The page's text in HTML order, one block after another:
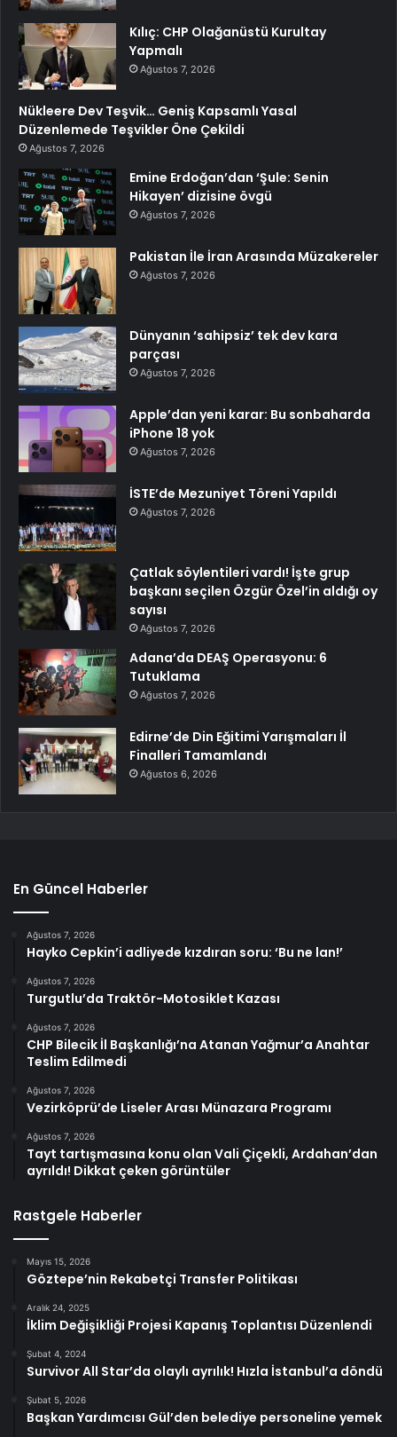
Kılıç: CHP Olağanüstü Kurultay
Yapmalı
Ağustos 7, 2026
Nükleere Dev Teşvik… Geniş Kapsamlı Yasal
Düzenlemede Teşvikler Öne Çekildi
Ağustos 7, 2026
Emine Erdoğan’dan ‘Şule: Senin
Hikayen’ dizisine övgü
Ağustos 7, 2026
Pakistan İle İran Arasında Müzakereler
Ağustos 7, 2026
Dünyanın ‘sahipsiz’ tek dev kara
parçası
Ağustos 7, 2026
Apple’dan yeni karar: Bu sonbaharda
iPhone 18 yok
Ağustos 7, 2026
İSTE’de Mezuniyet Töreni Yapıldı
Ağustos 7, 2026
Çatlak söylentileri vardı! İşte grup
başkanı seçilen Özgür Özel’in aldığı oy
sayısı
Ağustos 7, 2026
Adana’da DEAŞ Operasyonu: 6
Tutuklama
Ağustos 7, 2026
Edirne’de Din Eğitimi Yarışmaları İl
Finalleri Tamamlandı
Ağustos 6, 2026
En Güncel Haberler
Ağustos 7, 2026
Hayko Cepkin’i adliyede kızdıran soru: ‘Bu ne lan!’
Ağustos 7, 2026
Turgutlu’da Traktör-Motosiklet Kazası
Ağustos 7, 2026
CHP Bilecik İl Başkanlığı’na Atanan Yağmur’a Anahtar
Teslim Edilmedi
Ağustos 7, 2026
Vezirköprü’de Liseler Arası Münazara Programı
Ağustos 7, 2026
Tayt tartışmasına konu olan Vali Çiçekli, Ardahan’dan
ayrıldı! Dikkat çeken görüntüler
Rastgele Haberler
Mayıs 15, 2026
Göztepe’nin Rekabetçi Transfer Politikası
Aralık 24, 2025
İklim Değişikliği Projesi Kapanış Toplantısı Düzenlendi
Şubat 4, 2024
Survivor All Star’da olaylı ayrılık! Hızla İstanbul’a döndü
Şubat 5, 2026
Başkan Yardımcısı Gül’den belediye personeline yemek